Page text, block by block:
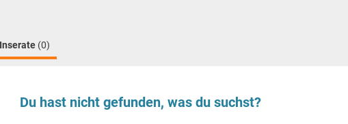
Inserate (0)
Du hast nicht gefunden, was du suchst?